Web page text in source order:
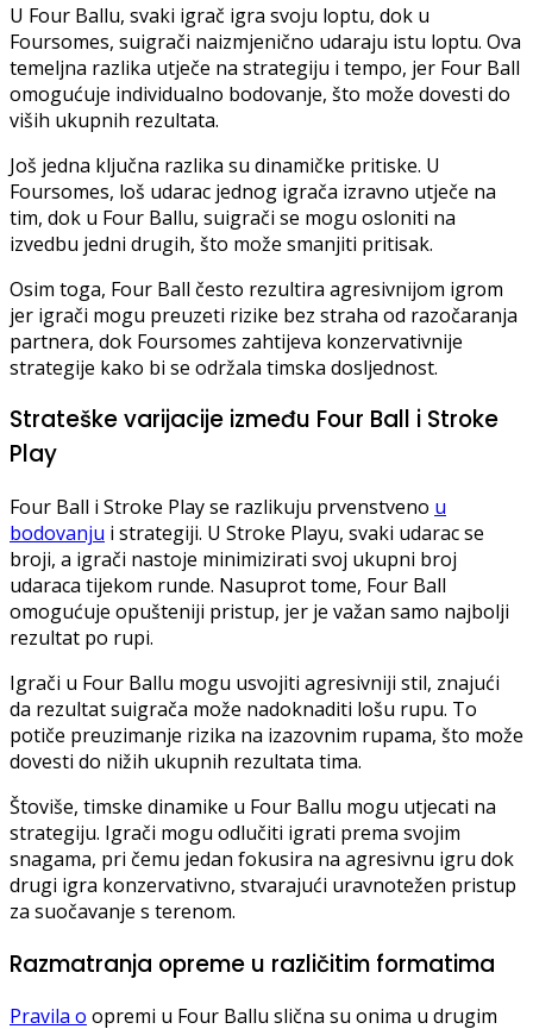
U Four Ballu, svaki igrač igra svoju loptu, dok u
Foursomes, suigrači naizmjenično udaraju istu loptu. Ova
temeljna razlika utječe na strategiju i tempo, jer Four Ball
omogućuje individualno bodovanje, što može dovesti do
viših ukupnih rezultata.
Još jedna ključna razlika su dinamičke pritiske. U
Foursomes, loš udarac jednog igrača izravno utječe na
tim, dok u Four Ballu, suigrači se mogu osloniti na
izvedbu jedni drugih, što može smanjiti pritisak.
Osim toga, Four Ball često rezultira agresivnijom igrom
jer igrači mogu preuzeti rizike bez straha od razočaranja
partnera, dok Foursomes zahtijeva konzervativnije
strategije kako bi se održala timska dosljednost.
Strateške varijacije između Four Ball i Stroke
Play
Four Ball i Stroke Play se razlikuju prvenstveno u
bodovanju i strategiji. U Stroke Playu, svaki udarac se
broji, a igrači nastoje minimizirati svoj ukupni broj
udaraca tijekom runde. Nasuprot tome, Four Ball
omogućuje opušteniji pristup, jer je važan samo najbolji
rezultat po rupi.
Igrači u Four Ballu mogu usvojiti agresivniji stil, znajući
da rezultat suigrača može nadoknaditi lošu rupu. To
potiče preuzimanje rizika na izazovnim rupama, što može
dovesti do nižih ukupnih rezultata tima.
Štoviše, timske dinamike u Four Ballu mogu utjecati na
strategiju. Igrači mogu odlučiti igrati prema svojim
snagama, pri čemu jedan fokusira na agresivnu igru dok
drugi igra konzervativno, stvarajući uravnotežen pristup
za suočavanje s terenom.
Razmatranja opreme u različitim formatima
Pravila o opremi u Four Ballu slična su onima u drugim